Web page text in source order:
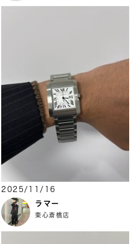
2025/11/16
ラマー
東心斎橋店